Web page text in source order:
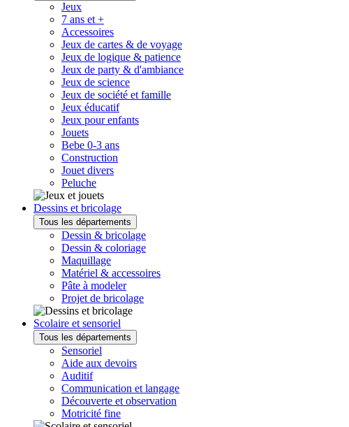
Jeux
7 ans et +
Accessoires
Jeux de cartes & de voyage
Jeux de logique & patience
Jeux de party & d'ambiance
Jeux de science
Jeux de société et famille
Jeux éducatif
Jeux pour enfants
Jouets
Bebe 0-3 ans
Construction
Jouet divers
Peluche
Dessins et bricolage
Tous les départements
Dessin & bricolage
Dessin & coloriage
Maquillage
Matériel & accessoires
Pâte à modeler
Projet de bricolage
Scolaire et sensoriel
Tous les départements
Sensoriel
Aide aux devoirs
Auditif
Communication et langage
Découverte et observation
Motricité fine